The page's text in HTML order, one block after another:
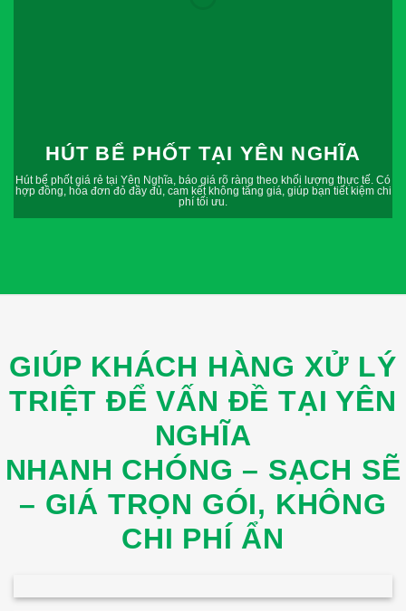
HÚT BỂ PHỐT TẠI YÊN NGHĨA
Hút bể phốt giá rẻ tại Yên Nghĩa, báo giá rõ ràng theo khối lượng thực tế. Có
hợp đồng, hóa đơn đỏ đầy đủ, cam kết không tăng giá, giúp bạn tiết kiệm chi
phí tối ưu.
GIÚP KHÁCH HÀNG XỬ LÝ
TRIỆT ĐỂ VẤN ĐỀ TẠI YÊN
NGHĨA
NHANH CHÓNG – SẠCH SẼ
– GIÁ TRỌN GÓI, KHÔNG
CHI PHÍ ẨN